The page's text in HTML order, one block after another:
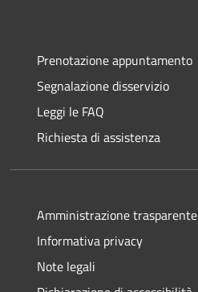
Prenotazione appuntamento
Segnalazione disservizio
Leggi le FAQ
Richiesta di assistenza
Amministrazione trasparente
Informativa privacy
Note legali